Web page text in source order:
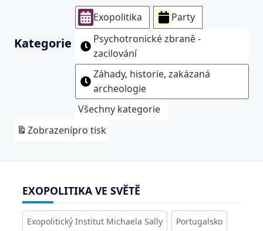
Kategorie
Exopolitika
Party
Psychotronické zbraně -
zacilování
Záhady, historie, zakázaná
archeologie
Všechny kategorie
Zobrazenípro tisk
EXOPOLITIKA VE SVĚTĚ
Exopolitický Institut Michaela Sally Portugalsko